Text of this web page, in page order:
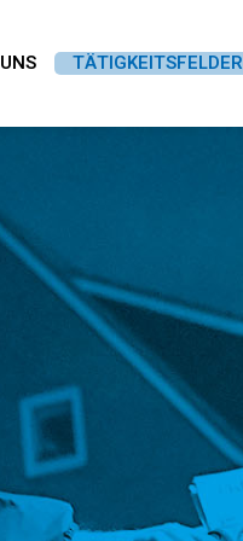
TÄTIGKEITSFELDER